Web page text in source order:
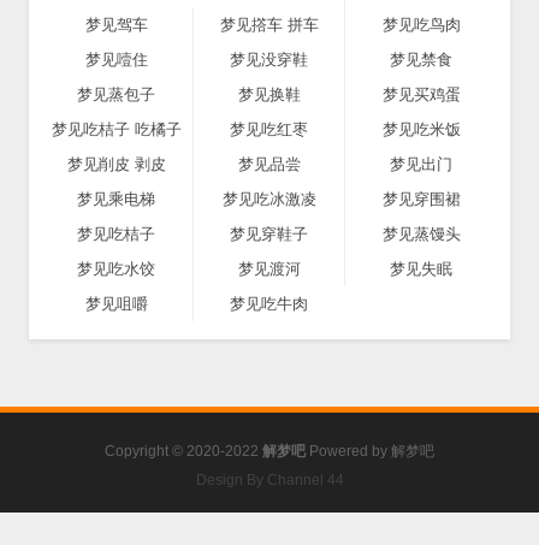
梦见驾车
梦见撘车 拼车
梦见吃鸟肉
梦见噎住
梦见没穿鞋
梦见禁食
梦见蒸包子
梦见换鞋
梦见买鸡蛋
梦见吃桔子 吃橘子
梦见吃红枣
梦见吃米饭
梦见削皮 剥皮
梦见品尝
梦见出门
梦见乘电梯
梦见吃冰激凌
梦见穿围裙
梦见吃桔子
梦见穿鞋子
梦见蒸馒头
梦见吃水饺
梦见渡河
梦见失眠
梦见咀嚼
梦见吃牛肉
Copyright © 2020-2022 解梦吧 Powered by 解梦吧
Design By Channel 44